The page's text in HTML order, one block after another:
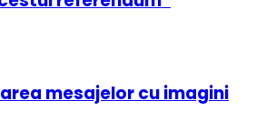
mesajelor cu imagini